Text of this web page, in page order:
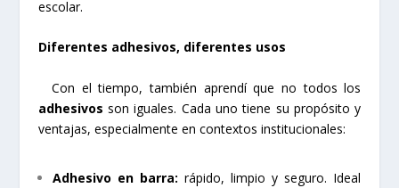
escolar.
Diferentes adhesivos, diferentes usos
Con el tiempo, también aprendí que no todos los
adhesivos son iguales. Cada uno tiene su propósito y
ventajas, especialmente en contextos institucionales:
Adhesivo en barra: rápido, limpio y seguro. Ideal